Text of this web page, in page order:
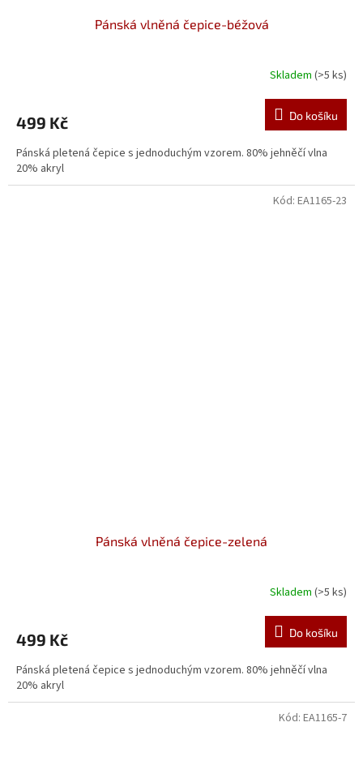
Pánská vlněná čepice-béžová
Skladem (>5 ks)
499 Kč Do košíku
Pánská pletená čepice s jednoduchým vzorem. 80% jehněčí vlna
20% akryl
Pánská vlněná čepice-zelená
Skladem (>5 ks)
499 Kč Do košíku
Pánská pletená čepice s jednoduchým vzorem. 80% jehněčí vlna
20% akryl
Kód: EA1165-23
Kód: EA1165-7